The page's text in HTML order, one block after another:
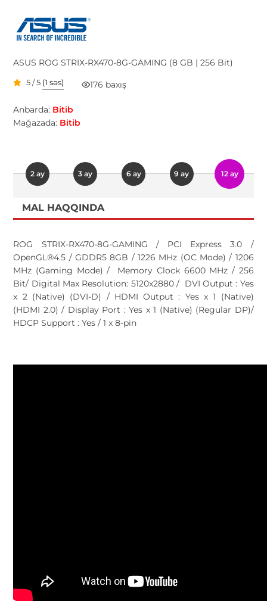
ASUS ROG STRIX-RX470-8G-GAMING (8 GB | 256 Bit)
5 / 5 (1 səs) 176 baxış
Anbarda: Bitib
Mağazada: Bitib
2 ay 3 ay 6 ay 9 ay 12 ay
MAL HAQQINDA
ROG STRIX-RX470-8G-GAMING / PCI Express 3.0 /
OpenGL®4.5 / GDDR5 8GB / 1226 MHz (OC Mode) / 1206
MHz (Gaming Mode) / Memory Clock 6600 MHz / 256
Bit/ Digital Max Resolution: 5120x2880 / DVI Output : Yes
x 2 (Native) (DVI-D) / HDMI Output : Yes x 1 (Native)
(HDMI 2.0) / Display Port : Yes x 1 (Native) (Regular DP)/
HDCP Support : Yes / 1 x 8-pin